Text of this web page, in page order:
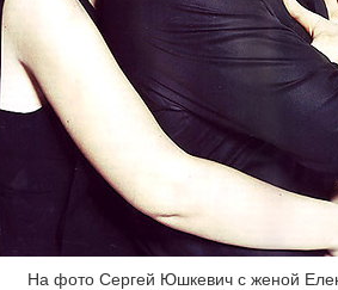
На фото Сергей Юшкевич с женой